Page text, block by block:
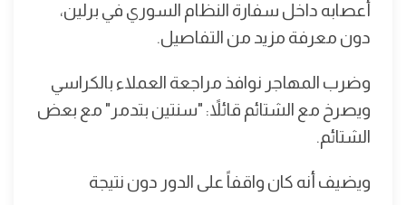
أعصابه داخل سفارة النظام السوري في برلين،
دون معرفة مزيد من التفاصيل.
وضرب المهاجر نوافذ مراجعة العملاء بالكراسي
ويصرخ مع الشتائم قائلاً: "سنتين بتدمر" مع بعض
الشتائم.
ويضيف أنه كان واقفاً على الدور دون نتيجة